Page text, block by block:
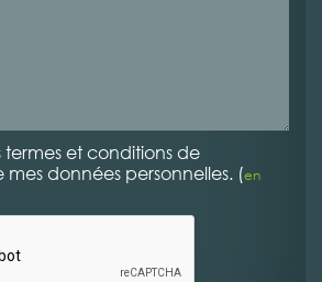
et conditions de
données personnelles. (en